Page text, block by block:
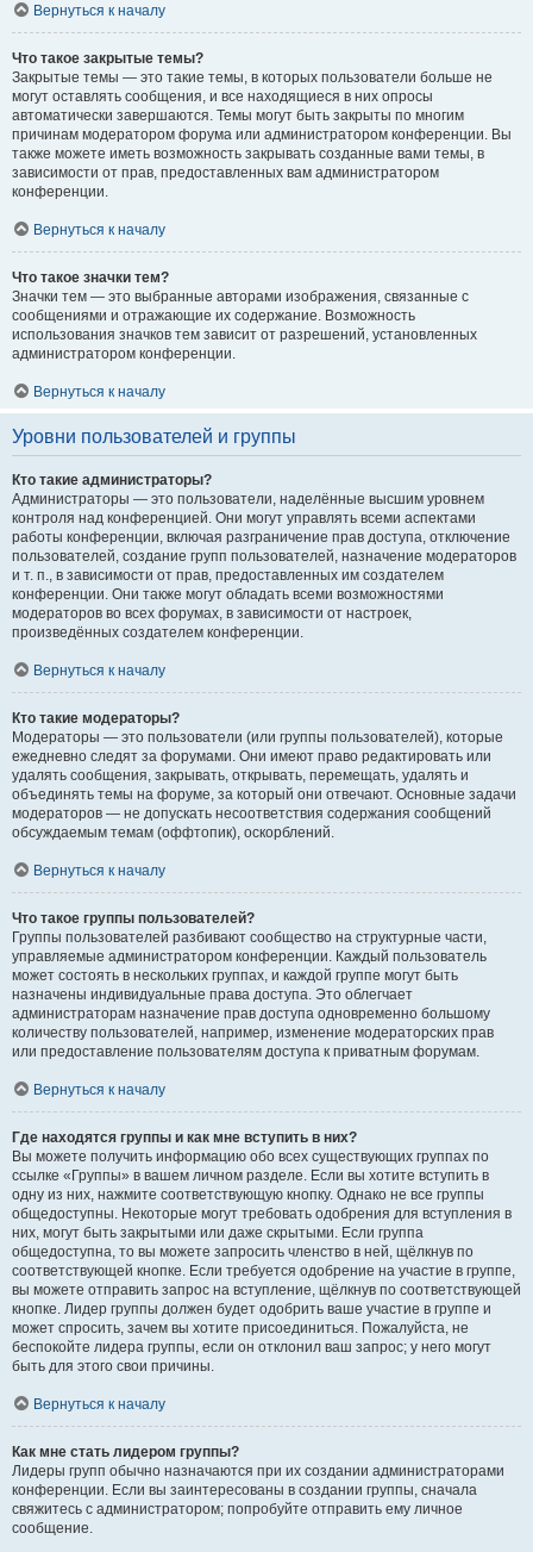
Вернуться к началу
Что такое закрытые темы?
Закрытые темы — это такие темы, в которых пользователи больше не
могут оставлять сообщения, и все находящиеся в них опросы
автоматически завершаются. Темы могут быть закрыты по многим
причинам модератором форума или администратором конференции. Вы
также можете иметь возможность закрывать созданные вами темы, в
зависимости от прав, предоставленных вам администратором
конференции.
Вернуться к началу
Что такое значки тем?
Значки тем — это выбранные авторами изображения, связанные с
сообщениями и отражающие их содержание. Возможность
использования значков тем зависит от разрешений, установленных
администратором конференции.
Вернуться к началу
Уровни пользователей и группы
Кто такие администраторы?
Администраторы — это пользователи, наделённые высшим уровнем
контроля над конференцией. Они могут управлять всеми аспектами
работы конференции, включая разграничение прав доступа, отключение
пользователей, создание групп пользователей, назначение модераторов
и т. п., в зависимости от прав, предоставленных им создателем
конференции. Они также могут обладать всеми возможностями
модераторов во всех форумах, в зависимости от настроек,
произведённых создателем конференции.
Вернуться к началу
Кто такие модераторы?
Модераторы — это пользователи (или группы пользователей), которые
ежедневно следят за форумами. Они имеют право редактировать или
удалять сообщения, закрывать, открывать, перемещать, удалять и
объединять темы на форуме, за который они отвечают. Основные задачи
модераторов — не допускать несоответствия содержания сообщений
обсуждаемым темам (оффтопик), оскорблений.
Вернуться к началу
Что такое группы пользователей?
Группы пользователей разбивают сообщество на структурные части,
управляемые администратором конференции. Каждый пользователь
может состоять в нескольких группах, и каждой группе могут быть
назначены индивидуальные права доступа. Это облегчает
администраторам назначение прав доступа одновременно большому
количеству пользователей, например, изменение модераторских прав
или предоставление пользователям доступа к приватным форумам.
Вернуться к началу
Где находятся группы и как мне вступить в них?
Вы можете получить информацию обо всех существующих группах по
ссылке «Группы» в вашем личном разделе. Если вы хотите вступить в
одну из них, нажмите соответствующую кнопку. Однако не все группы
общедоступны. Некоторые могут требовать одобрения для вступления в
них, могут быть закрытыми или даже скрытыми. Если группа
общедоступна, то вы можете запросить членство в ней, щёлкнув по
соответствующей кнопке. Если требуется одобрение на участие в группе,
вы можете отправить запрос на вступление, щёлкнув по соответствующей
кнопке. Лидер группы должен будет одобрить ваше участие в группе и
может спросить, зачем вы хотите присоединиться. Пожалуйста, не
беспокойте лидера группы, если он отклонил ваш запрос; у него могут
быть для этого свои причины.
Вернуться к началу
Как мне стать лидером группы?
Лидеры групп обычно назначаются при их создании администраторами
конференции. Если вы заинтересованы в создании группы, сначала
свяжитесь с администратором; попробуйте отправить ему личное
сообщение.